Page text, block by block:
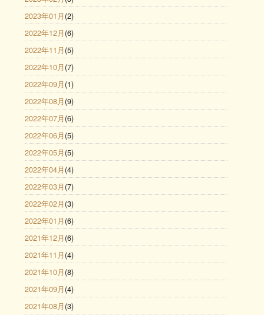
2023年01月 (2)
2022年12月 (6)
2022年11月 (5)
2022年10月 (7)
2022年09月 (1)
2022年08月 (9)
2022年07月 (6)
2022年06月 (5)
2022年05月 (5)
2022年04月 (4)
2022年03月 (7)
2022年02月 (3)
2022年01月 (6)
2021年12月 (6)
2021年11月 (4)
2021年10月 (8)
2021年09月 (4)
2021年08月 (3)